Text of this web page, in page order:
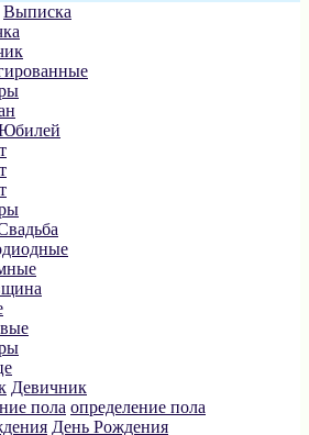
Выписка
Девичник
определение пола
День Рождения